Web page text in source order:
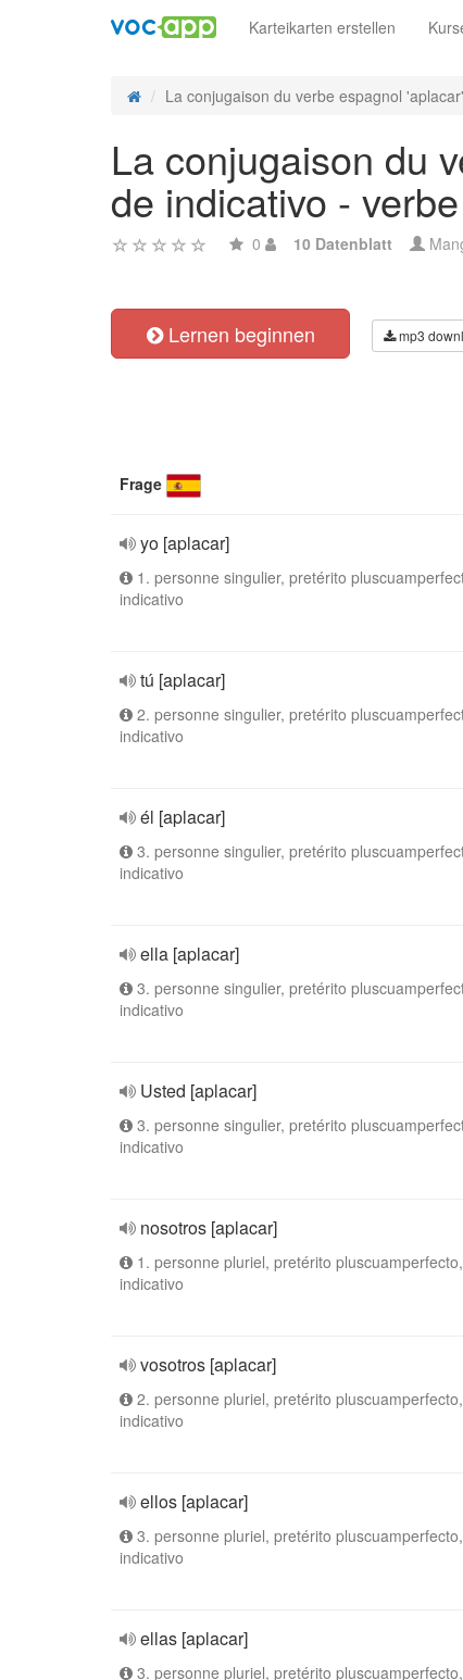
Karteikarten erstellen
La conjugaison du verbe espagnol
La conjugaison du
de indicativo -
0 10 Datenblatt
Lernen beginnen mp3
Frage
yo [aplacar]
1. personne singulier, pretérito
indicativo
tú [aplacar]
2. personne singulier, pretérito
indicativo
él [aplacar]
3. personne singulier, pretérito
indicativo
ella [aplacar]
3. personne singulier, pretérito
indicativo
Usted [aplacar]
3. personne singulier, pretérito
indicativo
nosotros [aplacar]
1. personne pluriel, pretérito pluscuamperfecto,
indicativo
vosotros [aplacar]
2. personne pluriel, pretérito pluscuamperfecto,
indicativo
ellos [aplacar]
3. personne pluriel, pretérito pluscuamperfecto,
indicativo
ellas [aplacar]
3. personne pluriel, pretérito pluscuamperfecto,